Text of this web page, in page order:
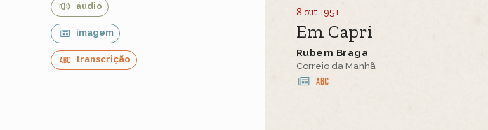
áudio
imagem
transcrição
8 out 1951
Em Capri
Rubem Braga
Correio da Manhã